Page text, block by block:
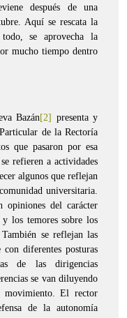
después de una
Aquí se rescata la
se aprovecha la
mucho tiempo dentro
Bazán[2] presenta y
de la Rectoría
que pasaron por esa
refieren a actividades
algunos que reflejan
universitaria.
opiniones del carácter
los temores sobre los
También se reflejan las
diferentes posturas
de las dirigencias
se van diluyendo
movimiento. El rector
de la autonomía